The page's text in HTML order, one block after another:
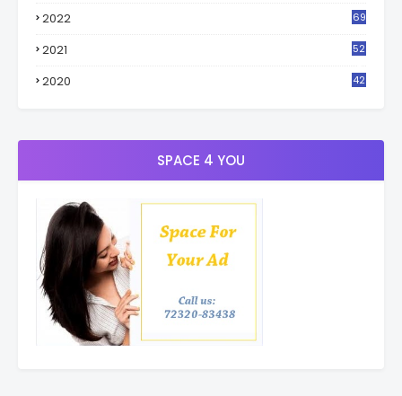
2022 69
2021
52
2020
42
SPACE 4 YOU